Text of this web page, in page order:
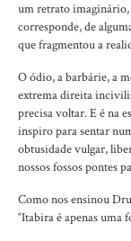
um retrato imaginário,
corresponde, de
que fragmentou a
O ódio, a barbárie, a
extrema direita
precisa voltar. E é na
inspiro para sentar
obtusidade vulgar,
nossos fossos pontes
Como nos ensinou
“Itabira é apenas uma